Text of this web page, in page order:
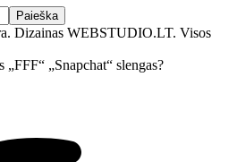
Dizainas WEBSTUDIO.LT. Visos
„FFF“ „Snapchat“ slengas?